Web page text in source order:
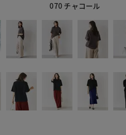
070 チャコール